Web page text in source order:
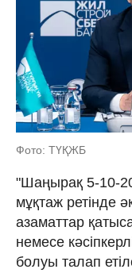
Фото: ТҮҚЖБ
"Шаңырақ 5-10-
мұқтаж ретінде
азаматтар
немесе
болуы талап